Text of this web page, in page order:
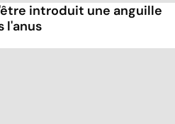
introduit une anguille
l'anus